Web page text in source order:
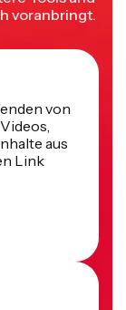
voranbringt.
von
aus
Link